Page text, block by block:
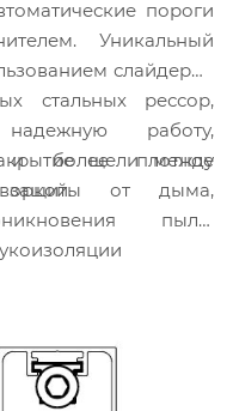
пороги
Уникальный
слайдеров
стальных рессор,
работу,
и более плотное
щели между
от дыма,
пыли,